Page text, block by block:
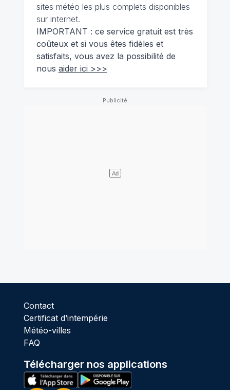
sites météo les plus complets disponibles
sur internet.
IMPORTANT : ce service gratuit est très
coûteux et si vous êtes fidèles et
satisfaits, vous avez la possibilité de
nous aider ici >>>
Contact
Certificat d’intempérie
Météo-villes
FAQ
Télécharger nos applications